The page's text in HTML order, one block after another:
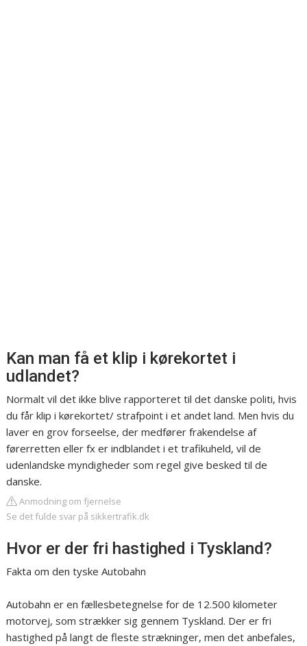
Kan man få et klip i kørekortet i
udlandet?
Normalt vil det ikke blive rapporteret til det danske politi, hvis
du får klip i kørekortet/ strafpoint i et andet land. Men hvis du
laver en grov forseelse, der medfører frakendelse af
førerretten eller fx er indblandet i et trafikuheld, vil de
udenlandske myndigheder som regel give besked til de
danske.
Anmodning om fjernelse
Se det fulde svar på sikkertrafik.dk
Hvor er der fri hastighed i Tyskland?
Fakta om den tyske Autobahn
Autobahn er en fællesbetegnelse for de 12.500 kilometer
motorvej, som strækker sig gennem Tyskland. Der er fri
hastighed på langt de fleste strækninger, men det anbefales,